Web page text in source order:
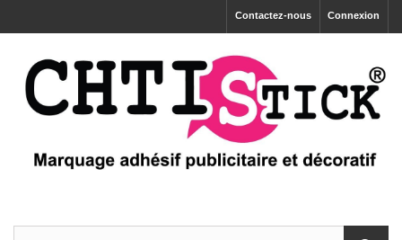
Connexion
Contactez-nous